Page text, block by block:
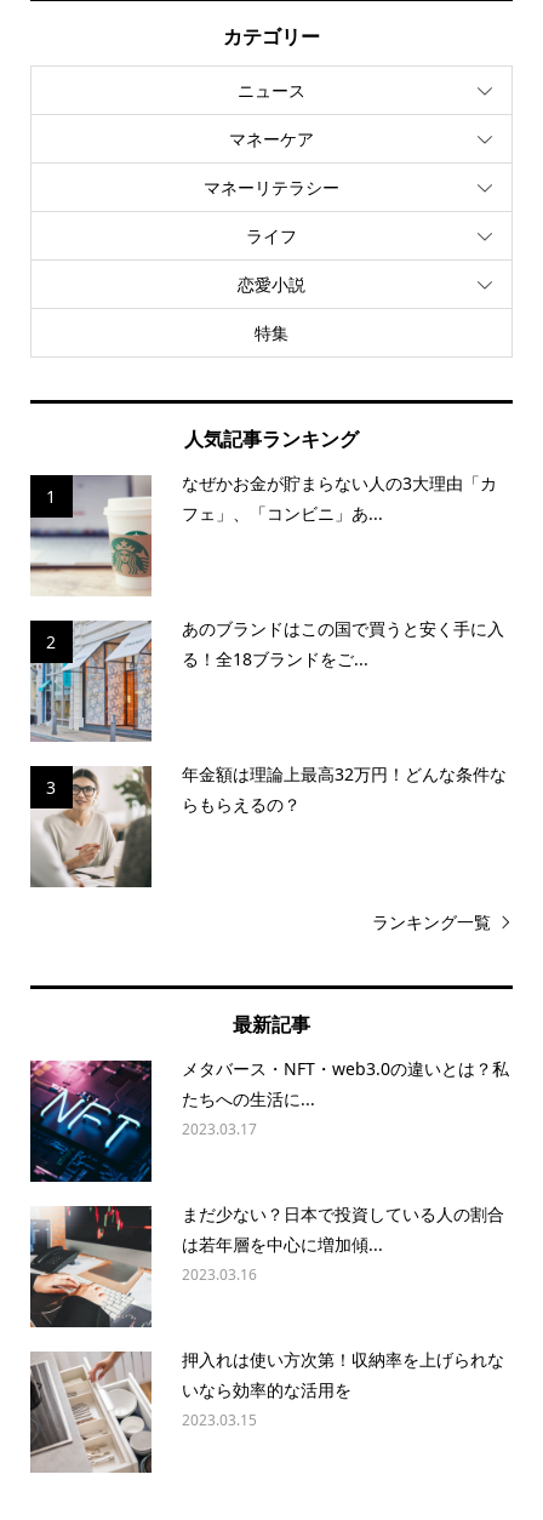
カテゴリー
ニュース
マネーケア
マネーリテラシー
ライフ
恋愛小説
特集
人気記事ランキング
1
なぜかお金が貯まらない人の3大理由「カ
フェ」、「コンビニ」あ...
2
あのブランドはこの国で買うと安く手に入
る！全18ブランドをご...
3
年金額は理論上最高32万円！どんな条件な
らもらえるの？
ランキング一覧
最新記事
メタバース・NFT・web3.0の違いとは？私
たちへの生活に...
2023.03.17
まだ少ない？日本で投資している人の割合
は若年層を中心に増加傾...
2023.03.16
押入れは使い方次第！収納率を上げられな
いなら効率的な活用を
2023.03.15